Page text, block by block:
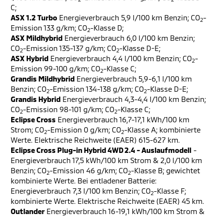
C;
ASX 1.2 Turbo Energieverbrauch 5,9 l/100 km Benzin; CO2-
Emission 133 g/km; CO2-Klasse D;
ASX Mildhybrid Energieverbrauch 6,0 l/100 km Benzin;
CO2-Emission 135-137 g/km; CO2-Klasse D-E;
ASX Hybrid Energieverbrauch 4,4 l/100 km Benzin; CO2-
Emission 99-100 g/km; CO2-Klasse C;
Grandis Mildhybrid Energieverbrauch 5,9-6,1 l/100 km
Benzin; CO2-Emission 134-138 g/km; CO2-Klasse D-E;
Grandis Hybrid Energieverbrauch 4,3-4,4 l/100 km Benzin;
CO2-Emission 98-101 g/km; CO2-Klasse C;
Eclipse Cross Energieverbrauch 16,7-17,1 kWh/100 km
Strom; CO2-Emission 0 g/km; CO2-Klasse A; kombinierte
Werte. Elektrische Reichweite (EAER) 615-627 km.
Eclipse Cross Plug-in Hybrid 4WD 2.4 - Auslaufmodell -
Energieverbrauch 17,5 kWh/100 km Strom & 2,0 l/100 km
Benzin; CO2-Emission 46 g/km; CO2-Klasse B; gewichtet
kombinierte Werte. Bei entladener Batterie:
Energieverbrauch 7,3 l/100 km Benzin; CO2-Klasse F;
kombinierte Werte. Elektrische Reichweite (EAER) 45 km.
Outlander Energieverbrauch 16-19,1 kWh/100 km Strom &